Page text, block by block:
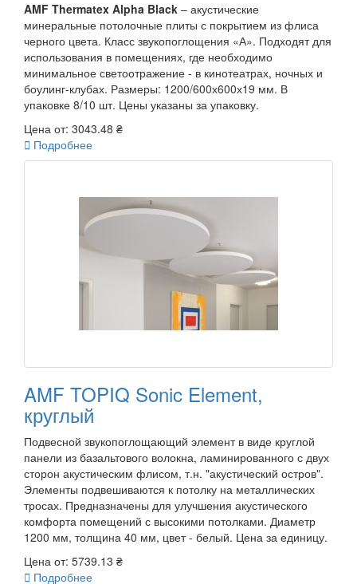
AMF Thermatex Alpha Black – акустические
минеральные потолочные плиты с покрытием из флиса
черного цвета. Класс звукопоглощения «А». Подходят для
использования в помещениях, где необходимо
минимальное светоотражение - в кинотеатрах, ночных и
боулинг-клубах. Размеры: 1200/600х600х19 мм. В
упаковке 8/10 шт. Цены указаны за упаковку.
Цена от: 3043.48 ₴
 Подробнее
AMF TOPIQ Sonic Element,
круглый
Подвесной звукопоглощающий элемент в виде круглой
панели из базальтового волокна, ламинированного с двух
сторон акустическим флисом, т.н. "акустический остров".
Элементы подвешиваются к потолку на металлических
тросах. Предназначены для улучшения акустического
комфорта помещений с высокими потолками. Диаметр
1200 мм, толщина 40 мм, цвет - белый. Цена за единицу.
Цена от: 5739.13 ₴
 Подробнее